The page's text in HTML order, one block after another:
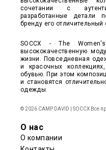
сочетании с
разработанные детали
бренду его отличительный
SOCCX - The
высококачественную
жизни. Повседневная
и красочных
обувью. При этом
и становятся
одежды.
© 2026 CAMP DAVID | SOCCX Все
О нас
О компании